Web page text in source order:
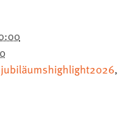
jubiläumshighlight2026,